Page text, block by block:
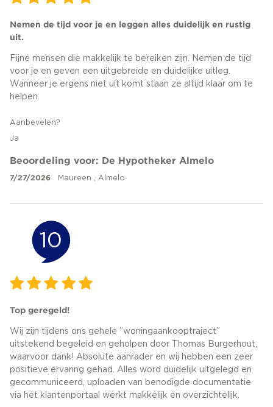
Nemen de tijd voor je en leggen alles duidelijk en rustig
uit.
Fijne mensen die makkelijk te bereiken zijn. Nemen de tijd
voor je en geven een uitgebreide en duidelijke uitleg.
Wanneer je ergens niet uit komt staan ze altijd klaar om te
helpen.
Aanbevelen?
Ja
Beoordeling voor: De Hypotheker Almelo
7/27/2026 Maureen , Almelo
10
Top geregeld!
Wij zijn tijdens ons gehele ”woningaankooptraject”
uitstekend begeleid en geholpen door Thomas Burgerhout,
waarvoor dank! Absolute aanrader en wij hebben een zeer
positieve ervaring gehad. Alles word duidelijk uitgelegd en
gecommuniceerd, uploaden van benodigde documentatie
via het klantenportaal werkt makkelijk en overzichtelijk.